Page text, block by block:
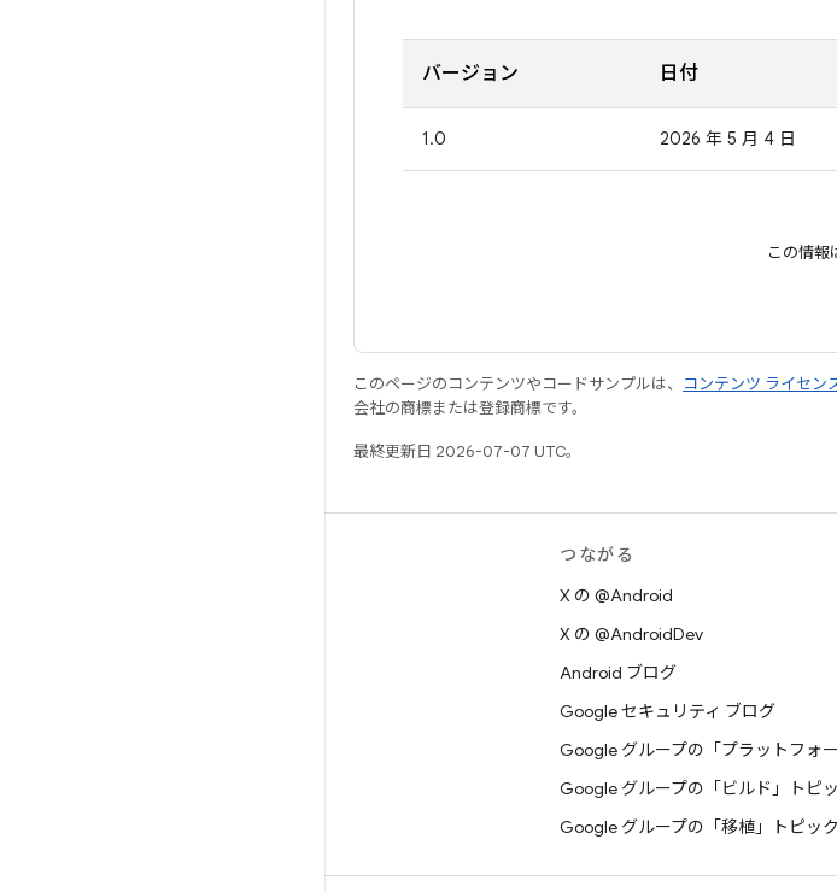
バージョン 日付
1.0 2026 年 5 月 4 日
この情報
このページのコンテンツやコードサンプルは、 コンテンツ ライセン
会社の商標または登録商標です。
最終更新日 2026-07-07 UTC。
つながる
X の @Android
X の @AndroidDev
Android ブログ
Google セキュリティ ブログ
Google グループの「プラットフォ
Google グループの「ビルド」トピ
Google グループの「移植」トピック